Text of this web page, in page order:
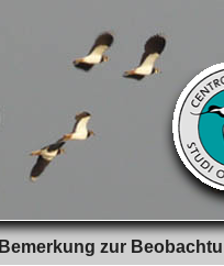
Bemerkung zur